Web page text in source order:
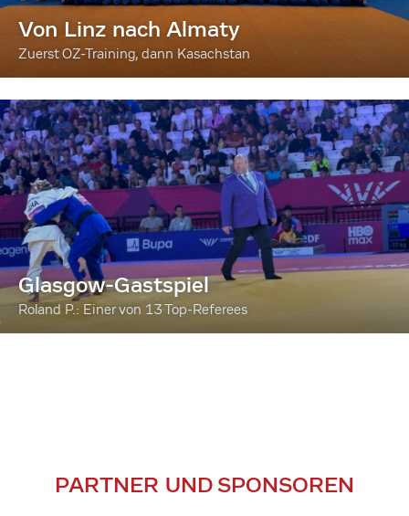
Von Linz nach Almaty
Zuerst OZ-Training, dann Kasachstan
Glasgow-Gastspiel
Roland P.: Einer von 13 Top-Referees
PARTNER UND SPONSOREN